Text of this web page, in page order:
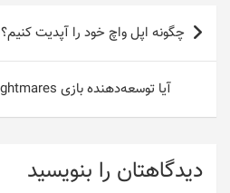
راهبری
نوشته
چگونه اپل واچ خود را آپدیت کنیم؟
آیا توسعه‌دهنده بازی Little Nightmares عوض می‌شود؟
دیدگاهتان را بنویسید